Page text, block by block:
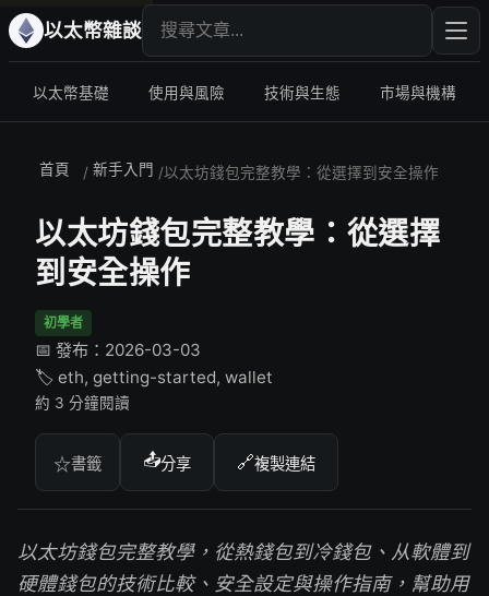
以太幣雜談 搜尋文章 輸入
以太幣基礎 使用與風險 技術與生態 市場與機構
首頁 / 新手入門 /以太坊錢包完整教學：從選擇到安全操作
以太坊錢包完整教學：從選擇
到安全操作
初學者
📅 發布：2026-03-03
🏷️ eth, getting-started, wallet
約 3 分鐘閱讀
☆書籤 📤分享 🔗複製連結
以太坊錢包完整教學，從熱錢包到冷錢包、从軟體到
硬體錢包的技術比較、安全設定與操作指南，幫助用